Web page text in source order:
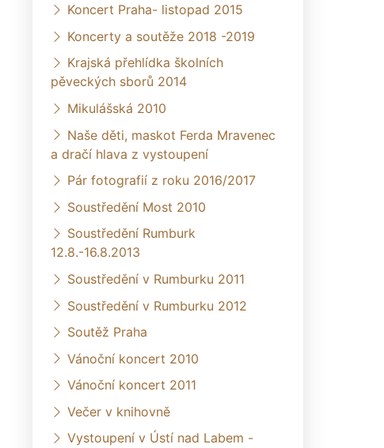
Koncert Praha- listopad 2015
Koncerty a soutěže 2018 -2019
Krajská přehlídka školních
pěveckých sborů 2014
Mikulášská 2010
Naše děti, maskot Ferda Mravenec
a dračí hlava z vystoupení
Pár fotografií z roku 2016/2017
Soustředění Most 2010
Soustředění Rumburk
12.8.-16.8.2013
Soustředění v Rumburku 2011
Soustředění v Rumburku 2012
Soutěž Praha
Vánoční koncert 2010
Vánoční koncert 2011
Večer v knihovně
Vystoupení v Ústí nad Labem -